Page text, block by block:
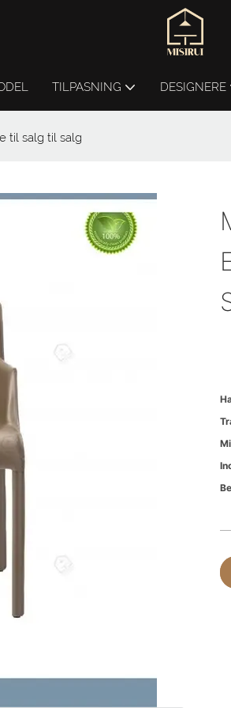
TILPASNING DESIGNERE
til salg til salg